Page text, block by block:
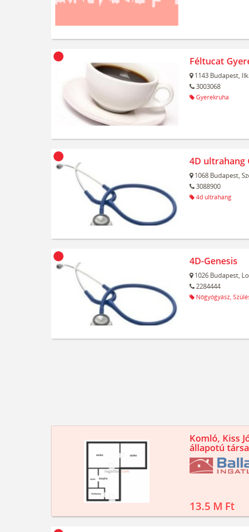
Féltucat
1143 Budapest,
3003068
Gyerekruha
4D ultrahang
1068 Budapest,
3088900
4d ultrahang
4D-Genesis
1026 Budapest,
2284444
Nőgyógyász,
Komló, Kiss
állapotú
13.5 M Ft